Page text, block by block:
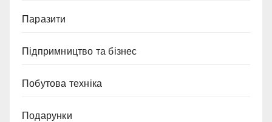
Паразити
Підпримництво та бізнес
Побутова техніка
Подарунки